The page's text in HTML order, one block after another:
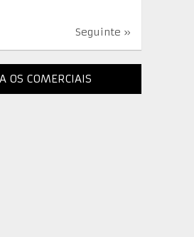
Seguinte »
OS COMERCIAIS